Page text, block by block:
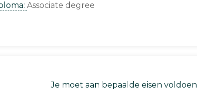
Associate degree
Je moet aan bepaalde eisen voldoen